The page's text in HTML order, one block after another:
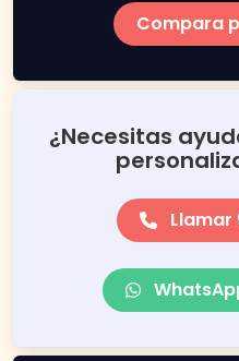
Compara
¿Necesitas
Llamar